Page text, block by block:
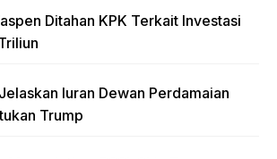
Ditahan KPK Terkait Investasi
Iuran Dewan Perdamaian
Trump